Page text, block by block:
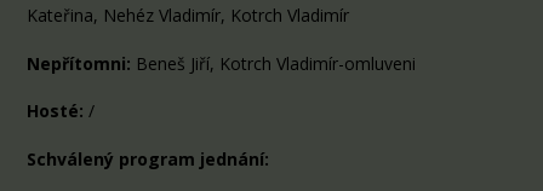
Kateřina, Nehéz Vladimír, Kotrch Vladimír
Nepřítomni: Beneš Jiří, Kotrch Vladimír-omluveni
Hosté: /
Schválený program jednání: